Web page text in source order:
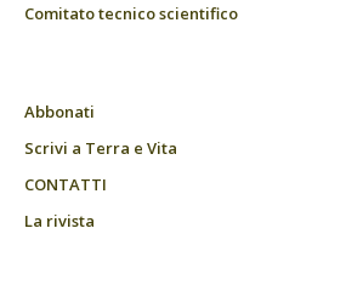
Comitato tecnico scientifico
Abbonati
Scrivi a Terra e Vita
CONTATTI
La rivista